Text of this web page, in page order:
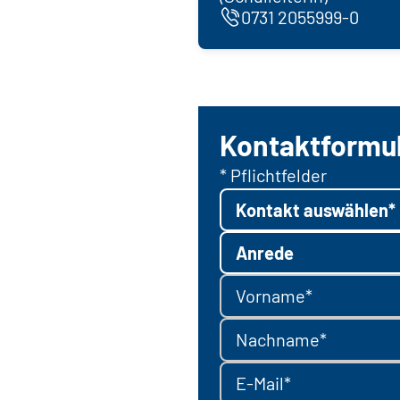
0731 2055999-0
* Pflichtfelder
Kontakt auswählen*
Anrede
Vorname*
Nachname*
E-Mail*